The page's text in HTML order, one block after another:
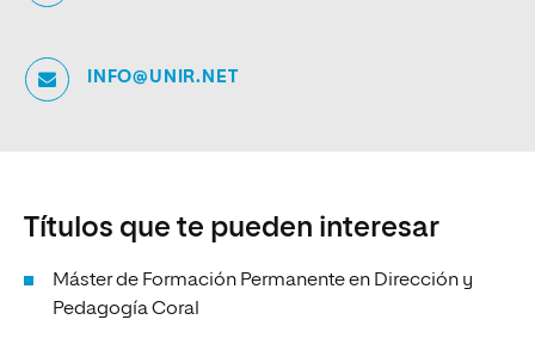
INFO@UNIR.NET
Títulos que te pueden interesar
Máster de Formación Permanente en Dirección y
Pedagogía Coral